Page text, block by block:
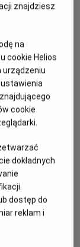
яка
безмежної
людини
речі...
znajdziesz
na
cookie Helios
urządzeniu
cookie
dokładnych
dostęp do
reklam i